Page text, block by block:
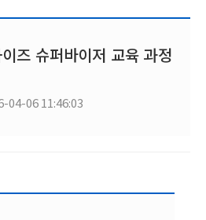
즈 슈퍼바이저 교육 과정
04-06 11:46:03